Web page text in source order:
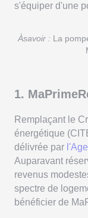
s'équiper d'une
Àsavoir : La
1.
Remplaçant le
énergétique
délivrée par
Auparavant
revenus
spectre de
bénéficier de